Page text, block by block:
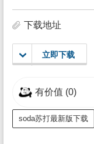
下载地址
立即下载
有价值 (0)
soda苏打最新版下载